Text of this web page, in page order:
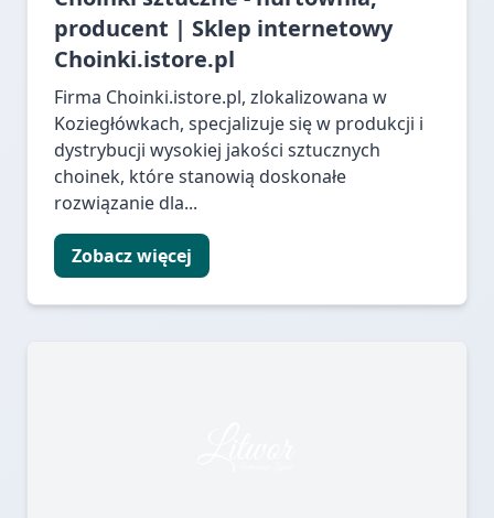
producent | Sklep internetowy
Choinki.istore.pl
Firma Choinki.istore.pl, zlokalizowana w
Koziegłówkach, specjalizuje się w produkcji i
dystrybucji wysokiej jakości sztucznych
choinek, które stanowią doskonałe
rozwiązanie dla...
Zobacz więcej